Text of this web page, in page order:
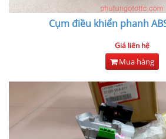
Cụm điều khiển phanh
Giá liên hệ
Mua hàng